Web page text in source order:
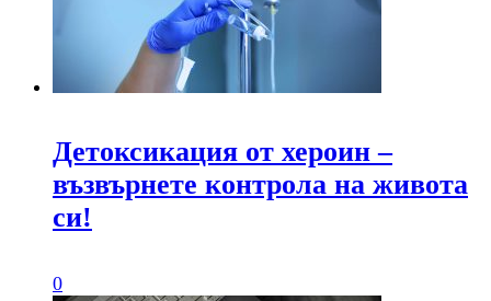
Детоксикация от хероин –
възвърнете контрола на живота
си!
0